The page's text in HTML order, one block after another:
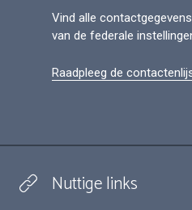
Vind alle
van de federale
Raadpleeg de
Nuttige links